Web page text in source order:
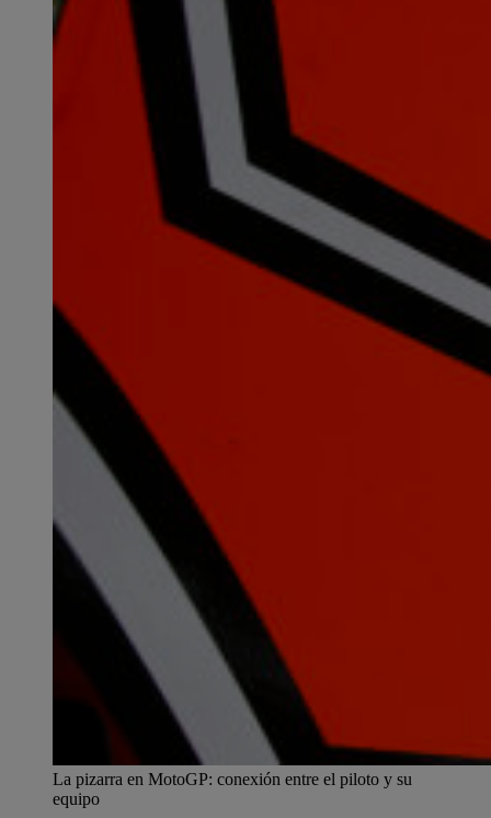
La pizarra en MotoGP: conexión entre el piloto y su
equipo